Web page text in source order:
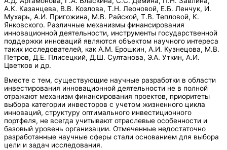
А.К. Казанцева, В.В. Козлова, Т.Н. Леоновой, Е.Б. Ленчук, И.
Мухарь, А.И. Пригожина, М.В. Райской, Т.В. Тепловой, К.
Янковского. Различные механизмы финансирования
инновационной деятельности, инструменты государственной
поддержки инноваций являются объектом научного интереса
таких исследователей, как А.М. Ерошкин, А.И. Кузнецова, М.В.
Петров, Д.Е. Плисецкий, Д.Ш. Султанова, Э.А. Уткин, А.И.
Цветков и др.
Вместе с тем, существующие научные разработки в области
инвестирования инновационной деятельности не в полной
отражают механизм финансирования проектов, приоритеты
выбора категории инвесторов с учетом жизненного цикла
инноваций, структуру оптимального инвестиционного
портфеля, не всегда учитывают отраслевые особенности и
базовый уровень организации. Отмеченные недостаточно
разработанные научные сферы стали основанием для выбора
цели и задач исследования.